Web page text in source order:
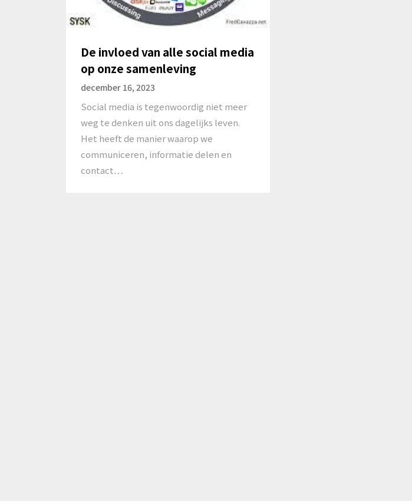
De invloed van alle social media
op onze samenleving
december 16, 2023
Social media is tegenwoordig niet meer
weg te denken uit ons dagelijks leven.
Het heeft de manier waarop we
communiceren, informatie delen en
contact…